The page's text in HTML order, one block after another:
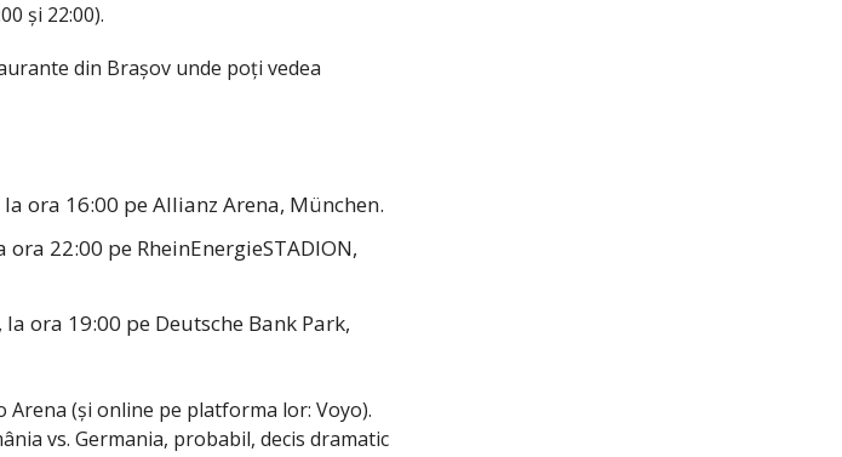
și 22:00).
din Brașov unde poți vedea
ora 16:00 pe Allianz Arena, München.
ora 22:00 pe RheinEnergieSTADION,
la ora 19:00 pe Deutsche Bank Park,
Arena (și online pe platforma lor: Voyo).
vs. Germania, probabil, decis dramatic